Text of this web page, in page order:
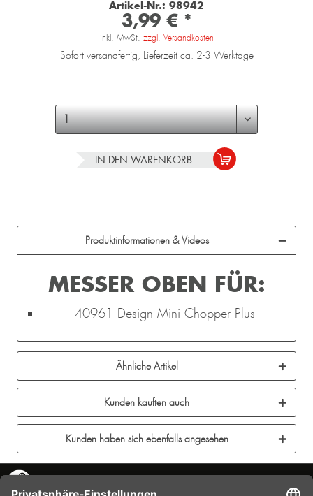
Artikel-Nr.: 98942
3,99 € *
inkl. MwSt. zzgl. Versandkosten
Sofort versandfertig, Lieferzeit ca. 2-3 Werktage
IN DEN WARENKORB
Produktinformationen & Videos
MESSER OBEN FÜR:
40961 Design Mini Chopper Plus
Ähnliche Artikel
Kunden kauften auch
Kunden haben sich ebenfalls angesehen